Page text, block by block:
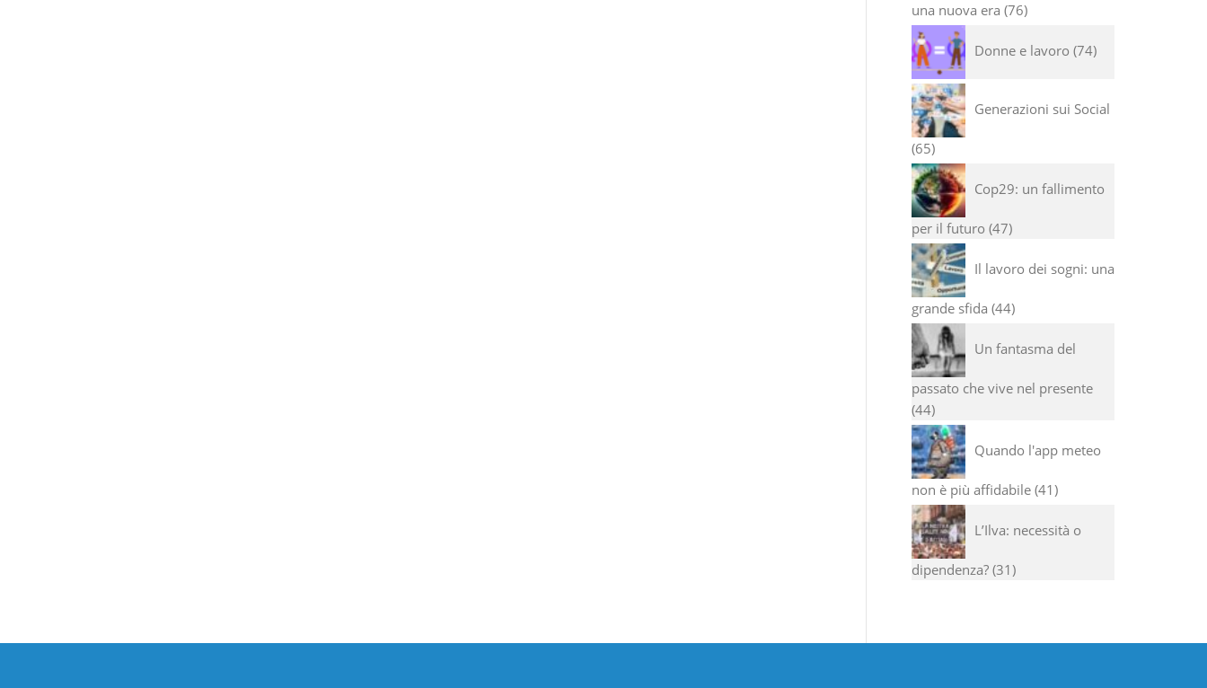
una nuova era 76
Donne e lavoro 74
Generazioni sui Social
65
Cop29: un fallimento
per il futuro 47
Il lavoro dei sogni: una
grande sfida 44
Un fantasma del
passato che vive nel presente
44
Quando l'app meteo
non è più affidabile 41
L’Ilva: necessità o
dipendenza? 31